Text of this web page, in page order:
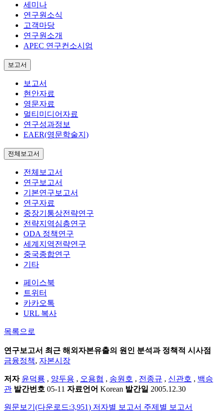
세미나
연구원소식
고객마당
연구원소개
APEC 연구컨소시엄
보고서
보고서
현안자료
영문자료
멀티미디어자료
연구성과정보
EAER(영문학술지)
전체보고서
전체보고서
연구보고서
기본연구보고서
연구자료
중장기통상전략연구
전략지역심층연구
ODA 정책연구
세계지역전략연구
중국종합연구
기타
페이스북
트위터
카카오톡
URL 복사
목록으로
연구보고서 최근 해외자본유출의 원인 분석과 정책적 시사점
금융정책, 자본시장
저자 윤덕룡 , 양두용 , 오용협 , 송원호 , 전종규 , 신관호 , 백승
관 발간번호 05-11 자료언어 Korean 발간일 2005.12.30
원문보기(다운로드:3,951) 저자별 보고서 주제별 보고서